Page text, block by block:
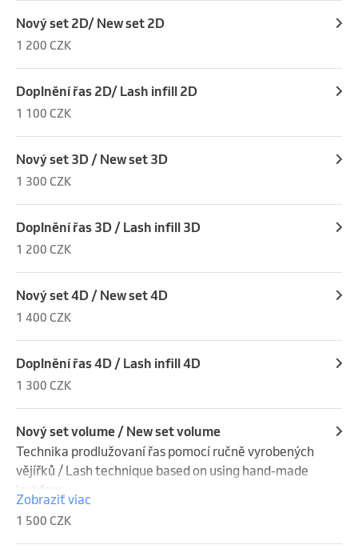
Nový set 2D/ New set 2D
1 200 CZK
Doplnění řas 2D/ Lash infill 2D
1 100 CZK
Nový set 3D / New set 3D
1 300 CZK
Doplnění řas 3D / Lash infill 3D
1 200 CZK
Nový set 4D / New set 4D
1 400 CZK
Doplnění řas 4D / Lash infill 4D
1 300 CZK
Nový set volume / New set volume
Technika prodlužovaní řas pomocí ručně vyrobených
vějířků / Lash technique based on using hand-made
lashfans
Zobraziť viac
1 500 CZK